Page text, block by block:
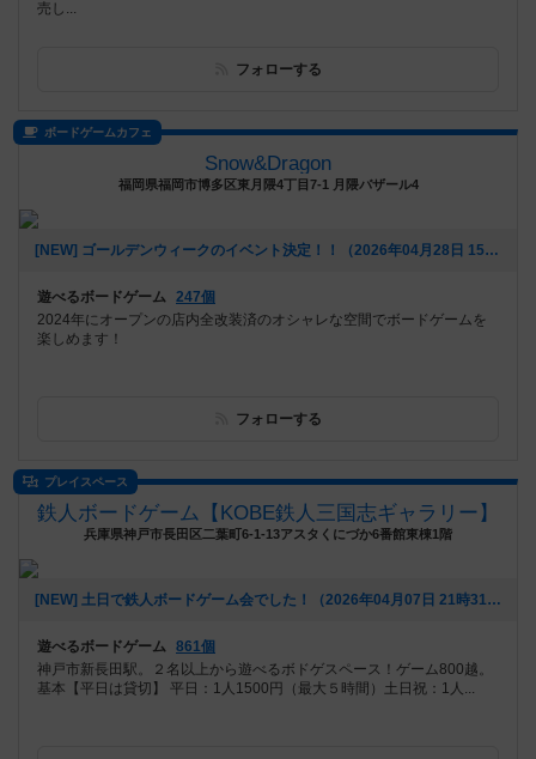
売し...
フォローする
ボードゲームカフェ
Snow&Dragon
福岡県福岡市博多区東月隈4丁目7-1 月隈バザール4
[NEW] ゴールデンウィークのイベント決定！！（2026年04月28日 15時49分）
遊べるボードゲーム 247個
2024年にオープンの店内全改装済のオシャレな空間でボードゲームを
楽しめます！
フォローする
プレイスペース
鉄人ボードゲーム【KOBE鉄人三国志ギャラリー】
兵庫県神戸市長田区二葉町6-1-13アスタくにづか6番館東棟1階
[NEW] 土日で鉄人ボードゲーム会でした！（2026年04月07日 21時31分）
遊べるボードゲーム 861個
神戸市新長田駅。２名以上から遊べるボドゲスペース！ゲーム800越。
基本【平日は貸切】 平日：1人1500円（最大５時間）土日祝：1人...